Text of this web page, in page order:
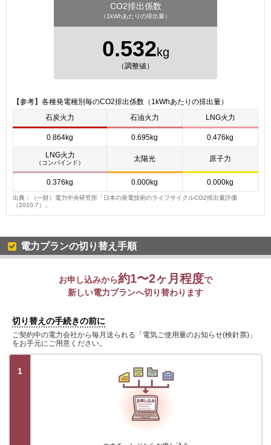
CO2排出係数
（1kWhあたりの排出量）
0.532kg
（調整値）
【参考】各種発電種別毎のCO2排出係数（1kWhあたりの排出量）
石炭火力
石油火力 LNG火力
0.864kg 0.695kg 0.476kg
LNG火力
（コンバインド） 太陽光 原子力
0.376kg 0.000kg 0.000kg
出典：（一財）電力中央研究所「日本の発電技術のライフサイクルCO2排出量評価
（2010.7）」
電力プランの切り替え手順
お申し込みから約1〜2ヶ月程度で
新しい電力プランへ切り替わります
切り替えの手続きの前に
ご契約中の電力会社から毎月送られる「電気ご使用量のお知らせ(検針票)」
をお手元にご用意ください。
1